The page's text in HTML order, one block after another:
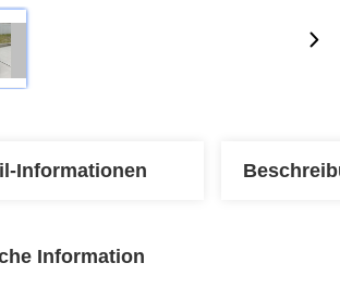
Informationen
Information